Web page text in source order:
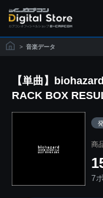
> 音楽データ
【単曲】
RACK BOX
商
7